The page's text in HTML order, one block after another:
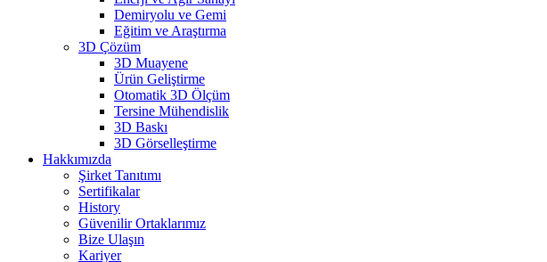
Demiryolu ve Gemi
Eğitim ve Araştırma
3D Çözüm
3D Muayene
Ürün Geliştirme
Otomatik 3D Ölçüm
Tersine Mühendislik
3D Baskı
3D Görselleştirme
Hakkımızda
Şirket Tanıtımı
Sertifikalar
History
Güvenilir Ortaklarımız
Bize Ulaşın
Kariyer